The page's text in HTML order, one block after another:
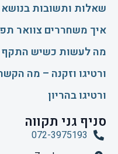
שאלות ותשובות בנושא
איך משחררים צוואר
​מה לעשות כשיש התקף
ורטיגו וזקנה – מה
ורטיגו בהריון
סניף גני תקווה
072-3975193